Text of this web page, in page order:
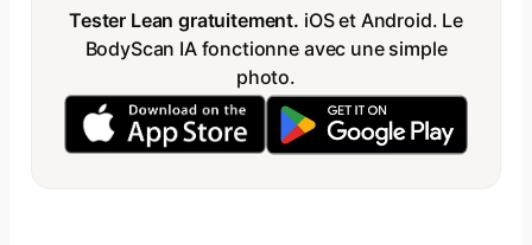
Tester Lean gratuitement. iOS et Android. Le
BodyScan IA fonctionne avec une simple
photo.